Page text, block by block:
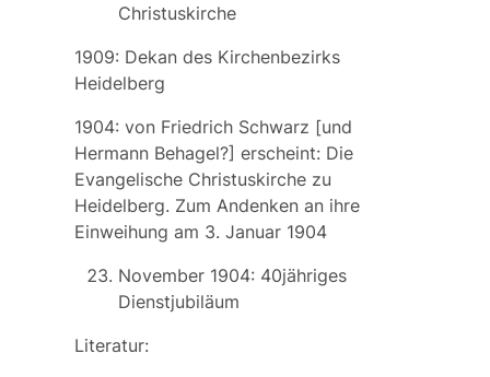
Christuskirche
1909: Dekan des Kirchenbezirks
Heidelberg
1904: von Friedrich Schwarz [und
Hermann Behagel?] erscheint: Die
Evangelische Christuskirche zu
Heidelberg. Zum Andenken an ihre
Einweihung am 3. Januar 1904
November 1904: 40jähriges
Dienstjubiläum
Literatur: